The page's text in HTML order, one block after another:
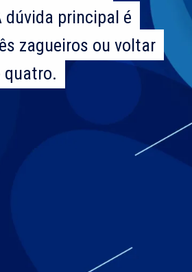
dúvida principal é
zagueiros ou voltar
quatro.
dúvida principal é
zagueiros ou voltar
quatro.